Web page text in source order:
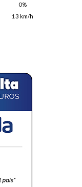
0%
13 km/h